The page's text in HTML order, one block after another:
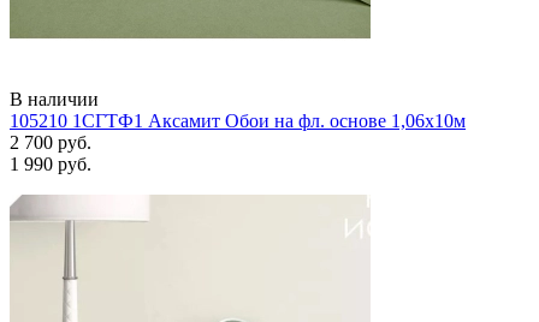
В наличии
105210 1СГТФ1 Аксамит Обои на фл. основе 1,06х10м
2 700 руб.
1 990 руб.